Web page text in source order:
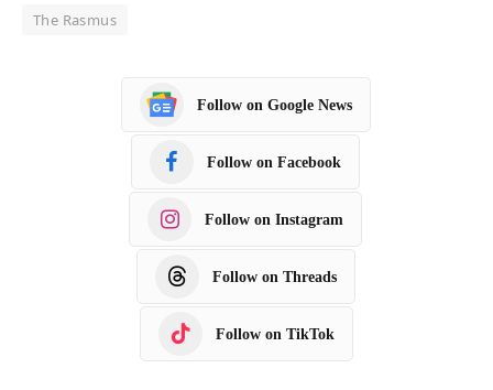
The Rasmus
Follow on Google News
Follow on Facebook
Follow on Instagram
Follow on Threads
Follow on TikTok